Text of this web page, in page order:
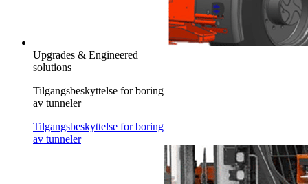
Upgrades & Engineered
solutions
Tilgangsbeskyttelse for boring
av tunneler
Tilgangsbeskyttelse for boring
av tunneler